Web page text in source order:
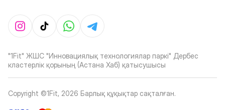
"1Fit" ЖШС "Инновациялық технологиялар паркі" Дербес
кластерлік қорының (Астана Хаб) қатысушысы
Copyright ©1Fit, 2026 Барлық құқықтар сақталған.